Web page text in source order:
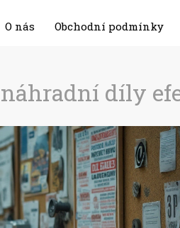
O nás Obchodní podmínky
díly